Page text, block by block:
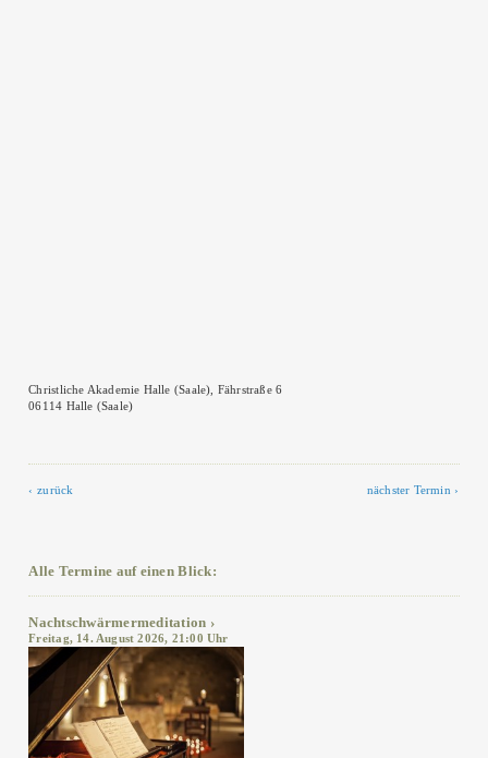
Christliche Akademie Halle (Saale), Fährstraße 6
06114 Halle (Saale)
zurück nächster Termin
Alle Termine auf einen Blick:
Nachtschwärmermeditation
Freitag, 14. August 2026, 21:00 Uhr